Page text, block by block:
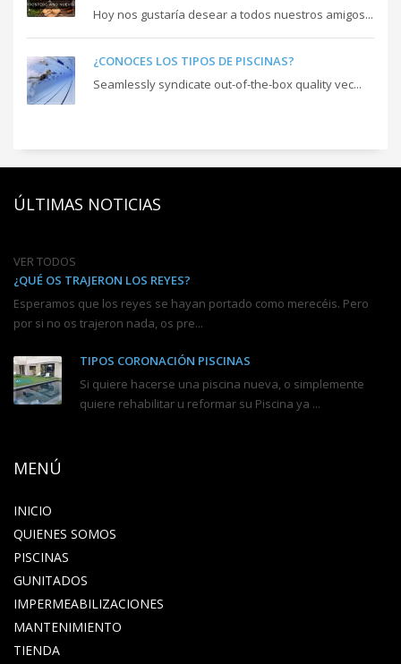
Hoy nos gustaría desear a todos nuestros amigos...
¿CONOCES LOS TIPOS DE PISCINAS?
Seamlessly syndicate out-of-the-box quality vec...
ÚLTIMAS NOTICIAS
VER TODOS
¿QUÉ OS TRAJERON LOS REYES?
Esperamos que los reyes se hayan portado como merecéis. Pero
por si no os trajeron nada, os pre...
TIPOS CORONACIÓN PISCINAS
Si quiere hacerse una piscina nueva, o simplemente
quiere rehabilitar u reformar su Piscina ya ...
MENÚ
INICIO
QUIENES SOMOS
PISCINAS
GUNITADOS
IMPERMEABILIZACIONES
MANTENIMIENTO
TIENDA